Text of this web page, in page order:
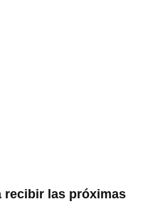
recibir las próximas